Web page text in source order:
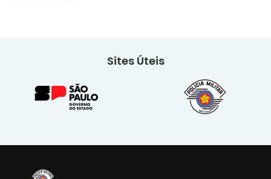
Sites Úteis